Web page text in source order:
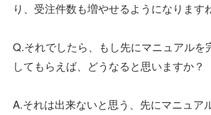
り、受注件数も増やせるようになります
Q.それでしたら、もし先にマニュアルを
してもらえば、どうなると思いますか？
A.それは出来ないと思う、先にマニュア